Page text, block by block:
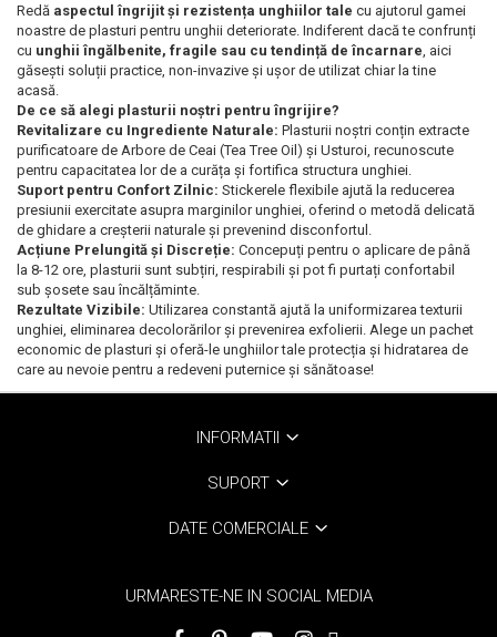
Redă aspectul îngrijit și rezistența unghiilor tale cu ajutorul gamei
noastre de plasturi pentru unghii deteriorate. Indiferent dacă te confrunți
cu unghii îngălbenite, fragile sau cu tendință de încarnare , aici
găsești soluții practice, non-invazive și ușor de utilizat chiar la tine
acasă.
De ce să alegi plasturii noștri pentru îngrijire?
Revitalizare cu Ingrediente Naturale: Plasturii noștri conțin extracte
purificatoare de Arbore de Ceai (Tea Tree Oil) și Usturoi, recunoscute
pentru capacitatea lor de a curăța și fortifica structura unghiei.
Suport pentru Confort Zilnic: Stickerele flexibile ajută la reducerea
presiunii exercitate asupra marginilor unghiei, oferind o metodă delicată
de ghidare a creșterii naturale și prevenind disconfortul.
Acțiune Prelungită și Discreție: Concepuți pentru o aplicare de până
la 8-12 ore, plasturii sunt subțiri, respirabili și pot fi purtați confortabil
sub șosete sau încălțăminte.
Rezultate Vizibile: Utilizarea constantă ajută la uniformizarea texturii
unghiei, eliminarea decolorărilor și prevenirea exfolierii. Alege un pachet
economic de plasturi și oferă-le unghiilor tale protecția și hidratarea de
care au nevoie pentru a redeveni puternice și sănătoase!
INFORMATII
SUPORT
DATE COMERCIALE
URMARESTE-NE IN SOCIAL MEDIA